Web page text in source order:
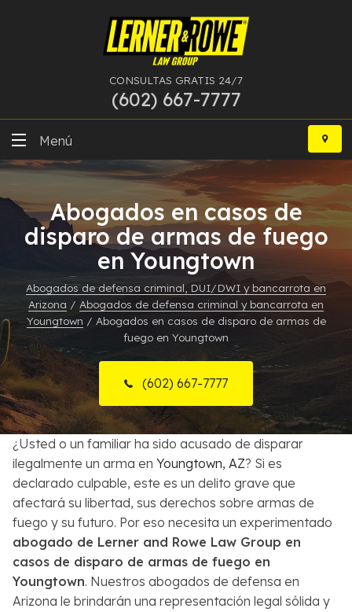
CONSULTAS GRATIS 24/7
(602) 667-7777
Ir
contenido
Menú
Delitos Graves
Más Especialidades
Recursos
Sobre Nosotros
Contactos
English
Buscar
Abogados en casos de
disparo de armas de fuego
en Youngtown
Abogados de defensa criminal, DUI/DWI y bancarrota en
Arizona / Abogados de defensa criminal y bancarrota en
Youngtown / Abogados en casos de disparo de armas de
fuego en Youngtown
(602) 667-7777
¿Usted o un familiar ha sido acusado de disparar
ilegalmente un arma en Youngtown, AZ? Si es
declarado culpable, este es un delito grave que
afectará su libertad, sus derechos sobre armas de
fuego y su futuro. Por eso necesita un experimentado
abogado de Lerner and Rowe Law Group en
casos de disparo de armas de fuego en
Youngtown. Nuestros abogados de defensa en
Arizona le brindarán una representación legal sólida y